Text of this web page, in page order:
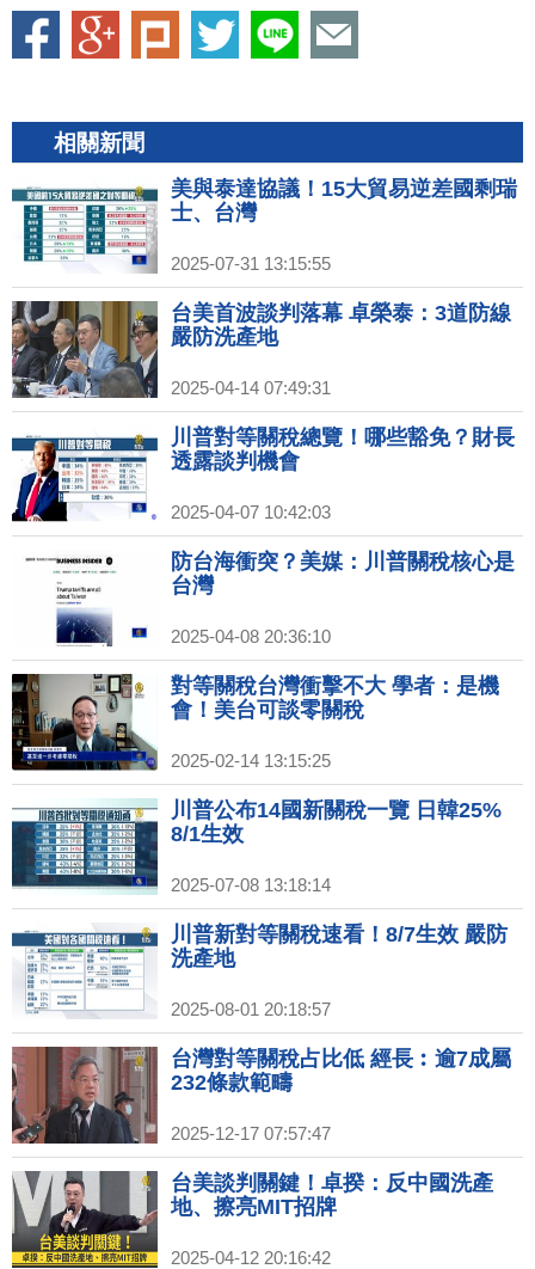
相關新聞
美與泰達協議！15大貿易逆差國剩瑞
士、台灣
2025-07-31 13:15:55
台美首波談判落幕 卓榮泰：3道防線
嚴防洗產地
2025-04-14 07:49:31
川普對等關稅總覽！哪些豁免？財長
透露談判機會
2025-04-07 10:42:03
防台海衝突？美媒：川普關稅核心是
台灣
2025-04-08 20:36:10
對等關稅台灣衝擊不大 學者：是機
會！美台可談零關稅
2025-02-14 13:15:25
川普公布14國新關稅一覽 日韓25%
8/1生效
2025-07-08 13:18:14
川普新對等關稅速看！8/7生效 嚴防
洗產地
2025-08-01 20:18:57
台灣對等關稅占比低 經長︰逾7成屬
232條款範疇
2025-12-17 07:57:47
台美談判關鍵！卓揆：反中國洗產
地、擦亮MIT招牌
2025-04-12 20:16:42